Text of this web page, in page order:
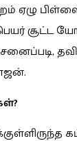
ஏழு
சூட்ட